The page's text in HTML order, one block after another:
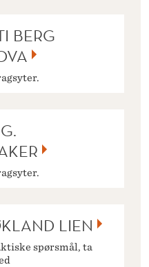
BERG
LIEN
spørsmål, ta